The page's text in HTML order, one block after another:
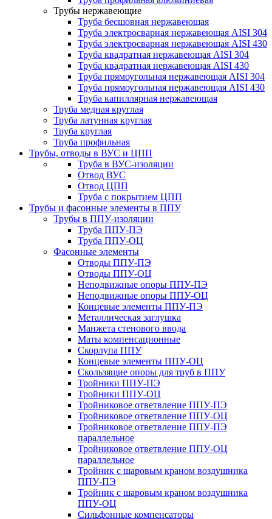
Трубы нержавеющие
Труба бесшовная нержавеющая
Труба электросварная нержавеющая AISI 304
Труба электросварная нержавеющая AISI 430
Труба квадратная нержавеющая AISI 304
Труба квадратная нержавеющая AISI 430
Труба прямоугольная нержавеющая AISI 304
Труба прямоугольная нержавеющая AISI 430
Труба капиллярная нержавеющая
Труба медная круглая
Труба латунная круглая
Труба круглая
Труба профильная
Трубы, отводы в ВУС и ЦПП
Труба в ВУС-изоляции
Отвод ВУС
Отвод ЦПП
Труба с покрытием ЦПП
Трубы и фасонные элементы в ППУ
Трубы в ППУ-изоляции
Труба ППУ-ПЭ
Труба ППУ-ОЦ
Фасонные элементы
Отводы ППУ-ПЭ
Отводы ППУ-ОЦ
Неподвижные опоры ППУ-ПЭ
Неподвижные опоры ППУ-ОЦ
Концевые элементы ППУ-ПЭ
Металлическая заглушка
Манжета стенового ввода
Маты компенсационные
Скорлупа ППУ
Концевые элементы ППУ-ОЦ
Скользящие опоры для труб в ППУ
Тройники ППУ-ПЭ
Тройники ППУ-ОЦ
Тройниковое ответвление ППУ-ПЭ
Тройниковое ответвление ППУ-ОЦ
Тройниковое ответвление ППУ-ПЭ
параллельное
Тройниковое ответвление ППУ-ОЦ
параллельное
Тройник с шаровым краном воздушника
ППУ-ПЭ
Тройник с шаровым краном воздушника
ППУ-ОЦ
Сильфонные компенсаторы